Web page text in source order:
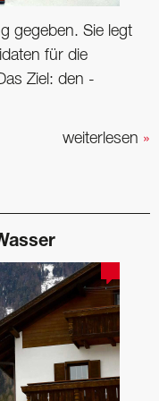
gegeben. Sie legt
für die
Ziel: den
weiterlesen »